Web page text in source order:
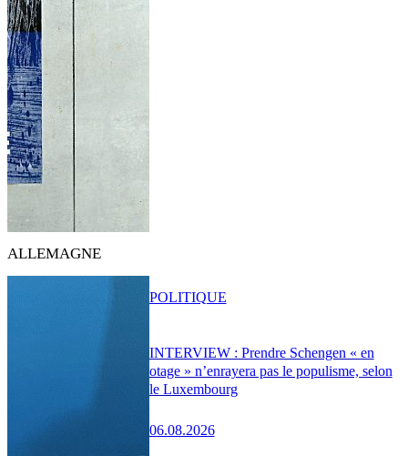
ALLEMAGNE
INTERVIEW : Prendre Schengen « en
otage » n’enrayera pas le populisme, selon
le Luxembourg
06.08.2026
POLITIQUE